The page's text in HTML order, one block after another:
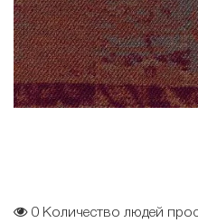
0 Количество людей